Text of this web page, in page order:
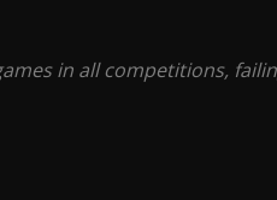
in all competitions,